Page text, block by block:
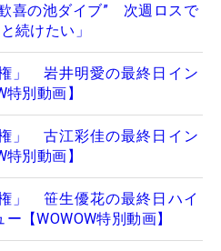
喜の池ダイブ” 次週ロスで
続けたい」
権」 岩井明愛の最終日イン
別動画】
権」 古江彩佳の最終日イン
別動画】
」 笹生優花の最終日ハイ
【WOWOW特別動画】